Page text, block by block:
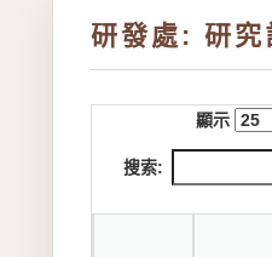
研發處: 研
顯示
搜索: